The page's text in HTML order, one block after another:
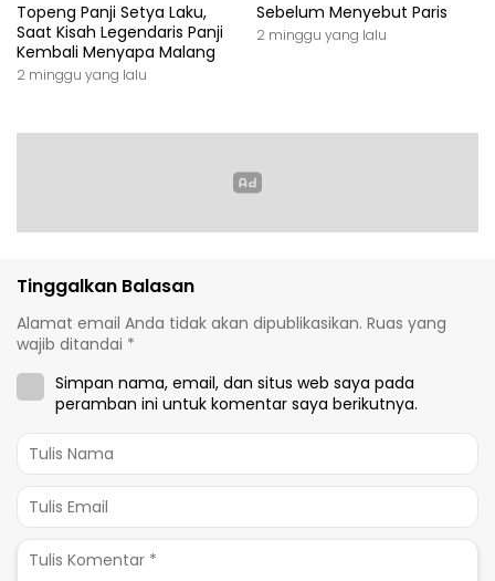
Topeng Panji Setya Laku,
Saat Kisah Legendaris Panji
Kembali Menyapa Malang
2 minggu yang lalu
Sebelum Menyebut Paris
2 minggu yang lalu
Tinggalkan Balasan
Alamat email Anda tidak akan dipublikasikan. Ruas yang
wajib ditandai *
Simpan nama, email, dan situs web saya pada
peramban ini untuk komentar saya berikutnya.